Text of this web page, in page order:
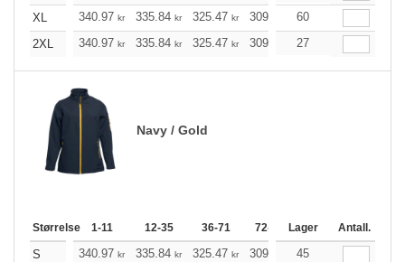
XL
340.97 kr 335.84 kr 325.47 kr 309.97 294.47
60
2XL
340.97 kr 335.84 kr 325.47 kr 309.97 294.47
27
Navy / Gold
Størrelse 1-11 12-35 36-71 72-143 144-287
Lager Antall.
S 340.97 kr 335.84 kr 325.47 kr 309.97 294.47
45